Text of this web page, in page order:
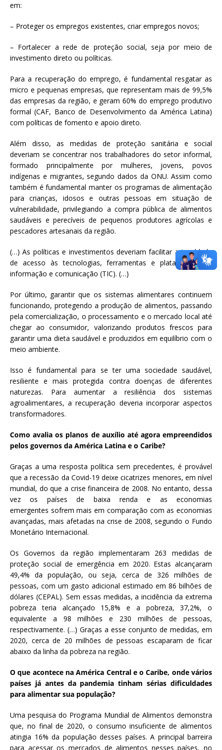
em:
– Proteger os empregos existentes, criar empregos novos;
– Fortalecer a rede de proteção social, seja por meio de
investimento direto ou políticas.
Para a recuperação do emprego, é fundamental resgatar as
micro e pequenas empresas, que representam mais de 99,5%
das empresas da região, e geram 60% do emprego produtivo
formal (CAF, Banco de Desenvolvimento da América Latina)
com políticas de fomento e apoio direto.
Além disso, as medidas de proteção sanitária e social
deveriam se concentrar nos trabalhadores do setor informal,
formado principalmente por mulheres, jovens, povos
indígenas e migrantes, segundo dados da ONU. Assim como
também é fundamental manter os programas de alimentação
para crianças, idosos e outras pessoas em situação de
vulnerabilidade, privilegiando a compra pública de alimentos
saudáveis e perecíveis de pequenos produtores agrícolas e
pescadores artesanais da região.
(…) As políticas e investimentos deveriam facilitar a igualdade
de acesso às tecnologias, ferramentas e plataformas da
informação e comunicação (TIC). (…)
Por último, garantir que os sistemas alimentares continuem
funcionando, protegendo a produção de alimentos, passando
pela comercialização, o processamento e o mercado local até
chegar ao consumidor, valorizando produtos frescos para
garantir uma dieta saudável e produzidos em equilíbrio com o
meio ambiente.
Isso é fundamental para se ter uma sociedade saudável,
resiliente e mais protegida contra doenças de diferentes
naturezas. Para aumentar a resiliência dos sistemas
agroalimentares, a recuperação deveria incorporar aspectos
transformadores.
Como avalia os planos de auxílio até agora empreendidos
pelos governos da América Latina e o Caribe?
Graças a uma resposta política sem precedentes, é provável
que a recessão da Covid-19 deixe cicatrizes menores, em nível
mundial, do que a crise financeira de 2008. No entanto, dessa
vez os países de baixa renda e as economias
emergentes sofrem mais em comparação com as economias
avançadas, mais afetadas na crise de 2008, segundo o Fundo
Monetário Internacional.
Os Governos da região implementaram 263 medidas de
proteção social de emergência em 2020. Estas alcançaram
49,4% da população, ou seja, cerca de 326 milhões de
pessoas, com um gasto adicional estimado em 86 bilhões de
dólares (CEPAL). Sem essas medidas, a incidência da extrema
pobreza teria alcançado 15,8% e a pobreza, 37,2%, o
equivalente a 98 milhões e 230 milhões de pessoas,
respectivamente. (…) Graças a esse conjunto de medidas, em
2020, cerca de 20 milhões de pessoas escaparam de ficar
abaixo da linha da pobreza na região.
O que acontece na América Central e o Caribe, onde vários
países já antes da pandemia tinham sérias dificuldades
para alimentar sua população?
Uma pesquisa do Programa Mundial de Alimentos demonstra
que, no final de 2020, o consumo insuficiente de alimentos
atingia 16% da população desses países. A principal barreira
para acessar os mercados de alimentos nesses países, no